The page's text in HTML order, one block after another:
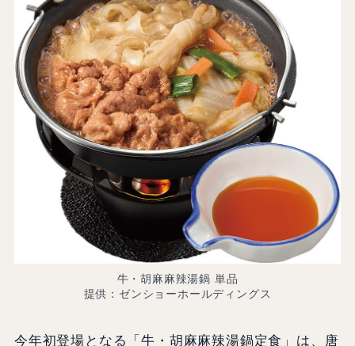
牛・胡麻麻辣湯鍋 単品
提供：ゼンショーホールディングス
今年初登場となる「牛・胡麻麻辣湯鍋定食」は、唐